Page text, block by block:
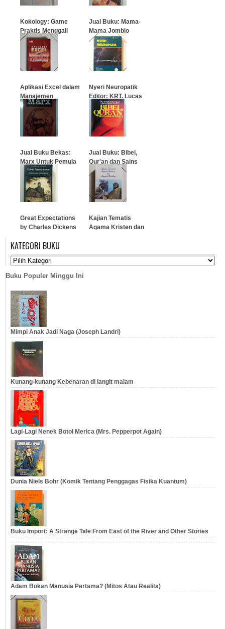
…
Kokology: Game
Praktis Menggali
Potensi Anda
Jual Buku: Mama-
Mama Jomblo
…
Aplikasi Excel dalam
Manajemen
Keuangan
…
Nyeri Neuropatik
Editor: KRT. Lucas
Meliala
…
Jual Buku Bekas:
Marx Untuk Pemula
…
Jual Buku: Bibel,
Qur'an dan Sains
Modern
Great Expectations
by Charles Dickens
…
Kajian Tematis
Agama Kristen dan
…
KATEGORI BUKU
Buku Populer Minggu Ini
Mimpi Anak Jadi Naga (Joseph Landri)
Kunang-kunang Kebenaran di langit malam
Lagi-Lagi Nenek Botol Merica (Mrs. Pepperpot Again)
Dunia Niels Bohr (Komik Tentang Penggagas Fisika Kuantum)
Buku Import: A Strange Tale From East of the River and Other Stories
Adam Bukan Manusia Pertama? (Mitos Atau Realita)